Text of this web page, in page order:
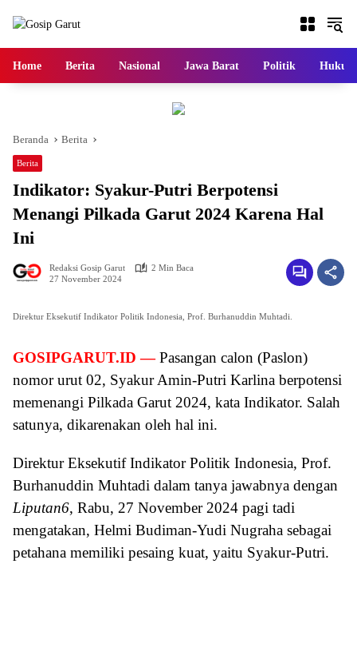
Home Berita Nasional Jawa Barat Politik Hukum
Beranda Berita
Berita
Indikator: Syakur-Putri Berpotensi
Menangi Pilkada Garut 2024 Karena Hal
Ini
Redaksi Gosip Garut
2 Min Baca
27 November 2024
Direktur Eksekutif Indikator Politik Indonesia, Prof. Burhanuddin Muhtadi.
GOSIPGARUT.ID — Pasangan calon (Paslon)
nomor urut 02, Syakur Amin-Putri Karlina berpotensi
memenangi Pilkada Garut 2024, kata Indikator. Salah
satunya, dikarenakan oleh hal ini.
Direktur Eksekutif Indikator Politik Indonesia, Prof.
Burhanuddin Muhtadi dalam tanya jawabnya dengan
Liputan6, Rabu, 27 November 2024 pagi tadi
mengatakan, Helmi Budiman-Yudi Nugraha sebagai
petahana memiliki pesaing kuat, yaitu Syakur-Putri.